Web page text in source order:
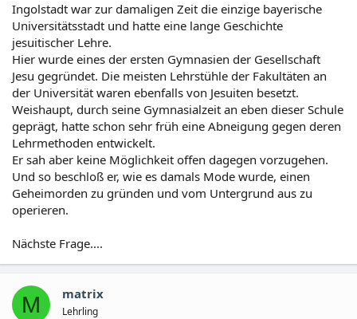
Ingolstadt war zur damaligen Zeit die einzige bayerische
Universitätsstadt und hatte eine lange Geschichte
jesuitischer Lehre.
Hier wurde eines der ersten Gymnasien der Gesellschaft
Jesu gegründet. Die meisten Lehrstühle der Fakultäten an
der Universität waren ebenfalls von Jesuiten besetzt.
Weishaupt, durch seine Gymnasialzeit an eben dieser Schule
geprägt, hatte schon sehr früh eine Abneigung gegen deren
Lehrmethoden entwickelt.
Er sah aber keine Möglichkeit offen dagegen vorzugehen.
Und so beschloß er, wie es damals Mode wurde, einen
Geheimorden zu gründen und vom Untergrund aus zu
operieren.
Nächste Frage....
M matrix
Lehrling